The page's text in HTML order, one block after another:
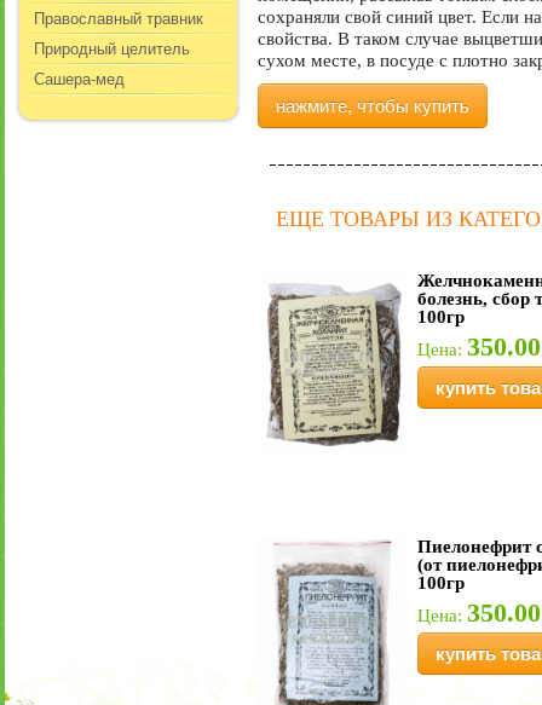
Православный травник
Природный целитель
Сашера-мед
сохраняли свой синий цвет. Если
свойства. В таком случае
сухом месте, в посуде с плотно
нажмите, чтобы купить
ЕЩЕ ТОВАРЫ ИЗ
болезнь, сбор
100гр
Цена:
купить
Пиелонефрит
(от
100гр
Цена:
купить